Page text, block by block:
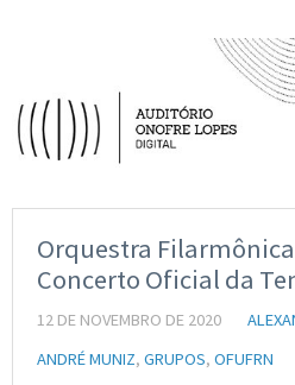
Orquestra Filarmônica
Concerto Oficial da
12 DE NOVEMBRO DE 2020
ANDRÉ MUNIZ, GRUPOS, OFUFRN